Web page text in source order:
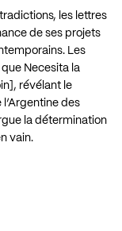
les lettres
de ses projets
Les
Necesita la
révélant le
des
la détermination
vain.